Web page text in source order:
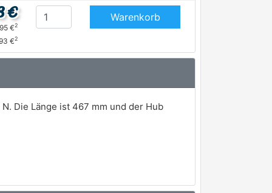
€
€2
€2
Warenkorb
Die Länge ist 467 mm und der Hub